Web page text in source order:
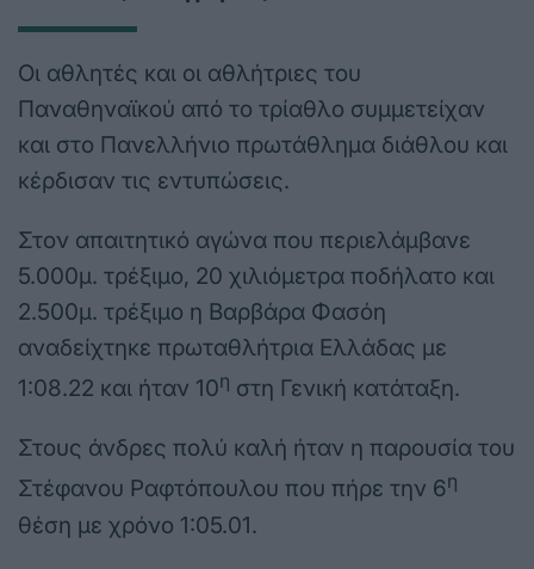
Οι αθλητές και οι αθλήτριες του
Παναθηναϊκού από το τρίαθλο συμμετείχαν
και στο Πανελλήνιο πρωτάθλημα διάθλου και
κέρδισαν τις εντυπώσεις.
Στον απαιτητικό αγώνα που περιελάμβανε
5.000μ. τρέξιμο, 20 χιλιόμετρα ποδήλατο και
2.500μ. τρέξιμο η Βαρβάρα Φασόη
αναδείχτηκε πρωταθλήτρια Ελλάδας με
1:08.22 και ήταν 10η στη Γενική κατάταξη.
Στους άνδρες πολύ καλή ήταν η παρουσία του
Στέφανου Ραφτόπουλου που πήρε την 6η
θέση με χρόνο 1:05.01.